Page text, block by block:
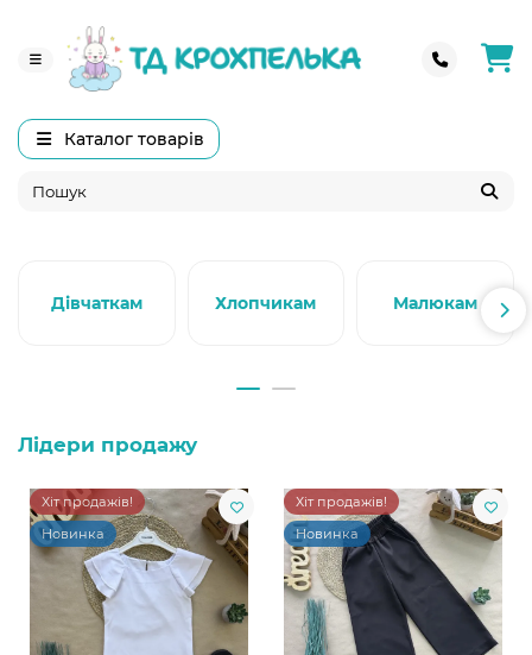
Каталог товарів
Дівчаткам Хлопчикам Малюкам
Лідери продажу
Хіт продажів!
Новинка
Хіт продажів!
Новинка